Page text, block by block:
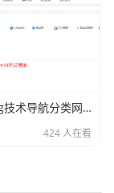
首发emlog技术导航分类网主题模板v6.0
424 人在看